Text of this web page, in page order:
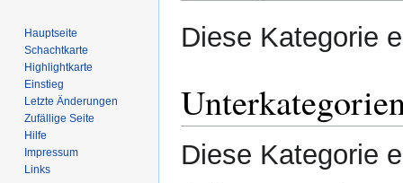
Zur
Navigation
Zur
Suche
Diese Kategorie
Diese Kategorie
Hauptseite
Schachtkarte
Highlightkarte
Einstieg
Letzte Änderungen
Zufällige Seite
Hilfe
Impressum
Links